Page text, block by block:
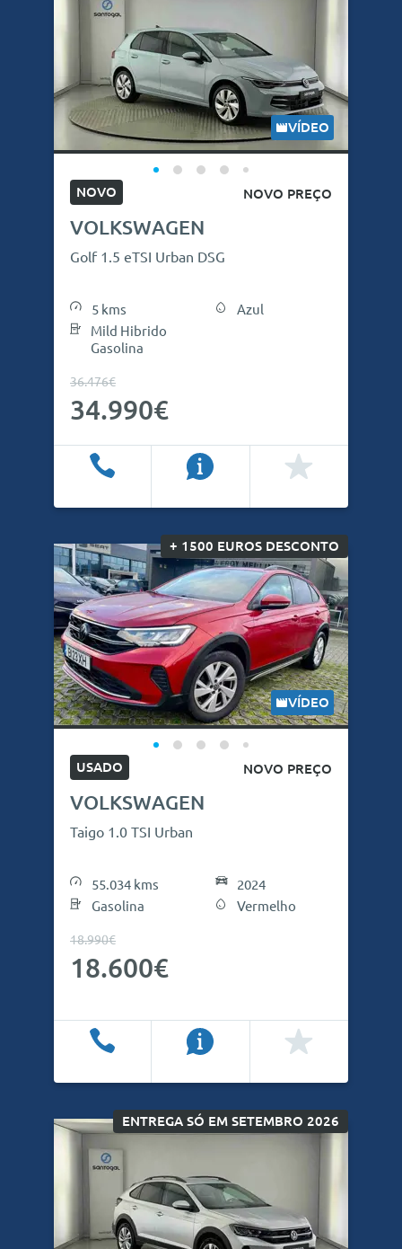
VÍDEO
NOVO NOVO PREÇO
VOLKSWAGEN
Golf 1.5 eTSI Urban DSG
5 kms
Mild Hibrido
Gasolina
Azul
36.476€
34.990€
+ 1500 EUROS DESCONTO
VÍDEO
USADO NOVO PREÇO
VOLKSWAGEN
Taigo 1.0 TSI Urban
55.034 kms
Gasolina
2024
Vermelho
18.990€
18.600€
ENTREGA SÓ EM SETEMBRO 2026